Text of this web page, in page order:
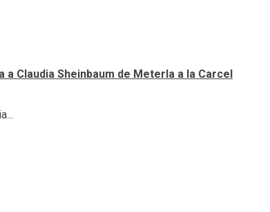
a Claudia Sheinbaum de Meterla a la Carcel